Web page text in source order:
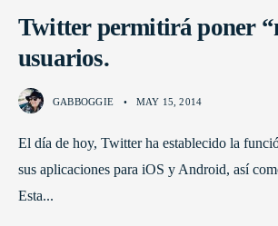
Twitter permitirá poner
usuarios.
GABBOGGIE • MAY 15, 2014
El día de hoy, Twitter ha establecido la
sus aplicaciones para iOS y Android, así
Esta...